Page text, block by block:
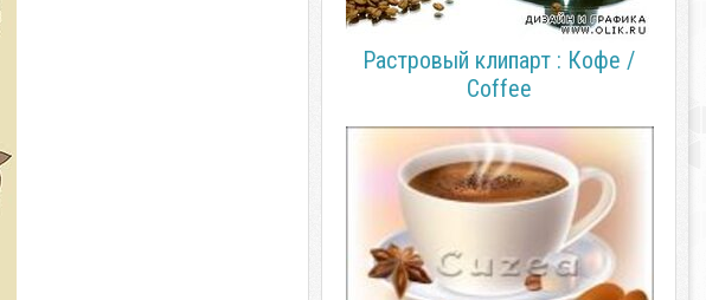
Растровый клипарт : Кофе /
Coffee